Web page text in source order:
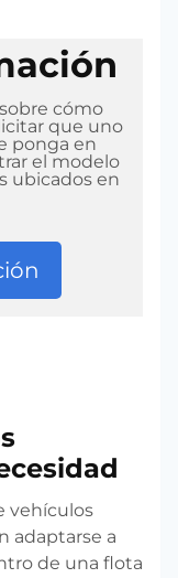
cómo
que uno
ponga en
el modelo
ubicados en
vehículos
adaptarse a
de una flota